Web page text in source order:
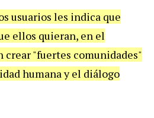
usuarios les indica que
ellos quieran, en el
crear "fuertes comunidades"
humana y el diálogo